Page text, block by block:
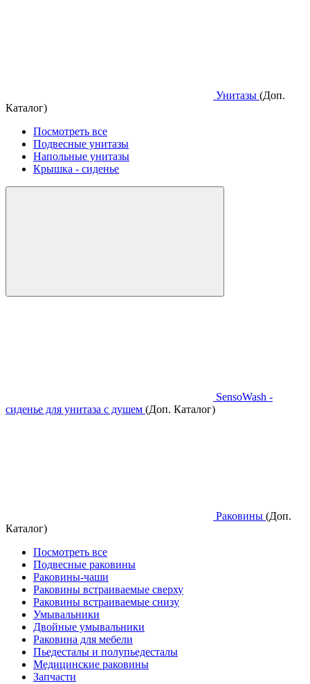
Унитазы (Доп.
Каталог)
Посмотреть все
Подвесные унитазы
Напольные унитазы
Крышка - сиденье
SensoWash -
сиденье для унитаза с душем (Доп. Каталог)
Раковины (Доп.
Каталог)
Посмотреть все
Подвесные раковины
Раковины-чаши
Раковины встраиваемые сверху
Раковины встраиваемые снизу
Умывальники
Двойные умывальники
Раковина для мебели
Пьедесталы и полупьедесталы
Медицинские раковины
Запчасти